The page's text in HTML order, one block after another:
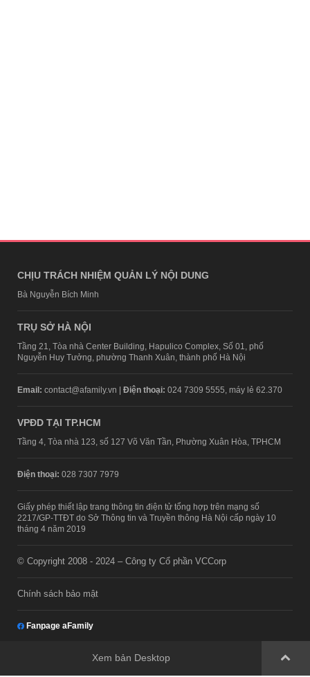
CHỊU TRÁCH NHIỆM QUẢN LÝ NỘI DUNG
Bà Nguyễn Bích Minh
TRỤ SỞ HÀ NỘI
Tầng 21, Tòa nhà Center Building, Hapulico Complex, Số 01, phố
Nguyễn Huy Tưởng, phường Thanh Xuân, thành phố Hà Nội
Email: contact@afamily.vn | Điện thoại: 024 7309 5555, máy lẻ 62.370
VPĐD TẠI TP.HCM
Tầng 4, Tòa nhà 123, số 127 Võ Văn Tần, Phường Xuân Hòa, TPHCM
Điện thoại: 028 7307 7979
Giấy phép thiết lập trang thông tin điện tử tổng hợp trên mạng số
2217/GP-TTĐT do Sở Thông tin và Truyền thông Hà Nội cấp ngày 10
tháng 4 năm 2019
© Copyright 2008 - 2024 – Công ty Cổ phần VCCorp
Chính sách bảo mật
Fanpage aFamily
Xem bản Desktop